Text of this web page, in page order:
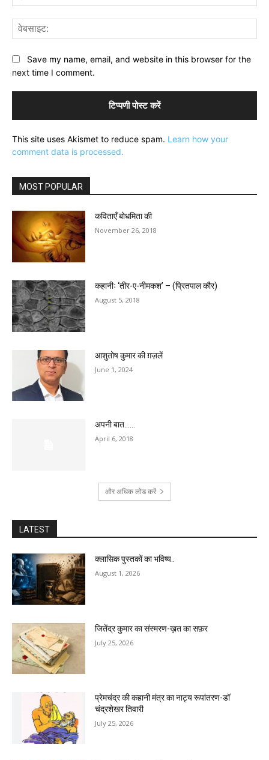
Save my name, email, and website in this browser for the
next time I comment.
This site uses Akismet to reduce spam. Learn how your
comment data is processed.
MOST POPULAR
कविताएँ बोधमिता की
November 26, 2018
कहानीः ‘तीर-ए-नीमकश’ – (प्रितपाल कौर)
August 5, 2018
आशुतोष कुमार की ग़ज़लें
June 1, 2024
अपनी बात……
April 6, 2018
और अधिक लोड करें
LATEST
क्लासिक पुस्तकों का भविष्य..
August 1, 2026
जितेंद्र कुमार का संस्मरण-ख़त का सफ़र
July 25, 2026
प्रेमचंद्र की कहानी मंत्र का नाट्य रूपांतरण-डॉ
चंद्रशेखर तिवारी
July 25, 2026